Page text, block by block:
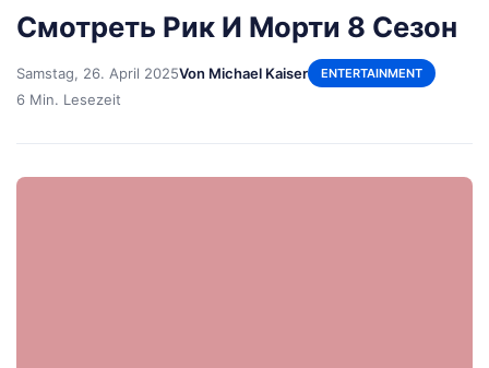
Смотреть Рик И Морти 8 Сезон
Samstag, 26. April 2025Von Michael Kaiser ENTERTAINMENT
6 Min. Lesezeit